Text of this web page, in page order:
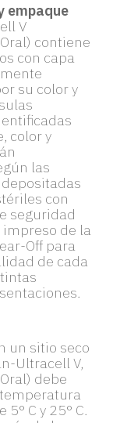
empaque
V
contiene
con capa
su color y
color y
las
con
seguridad
de la
Off para
de cada
un sitio seco
Ultracell V,
debe
C y 25° C.